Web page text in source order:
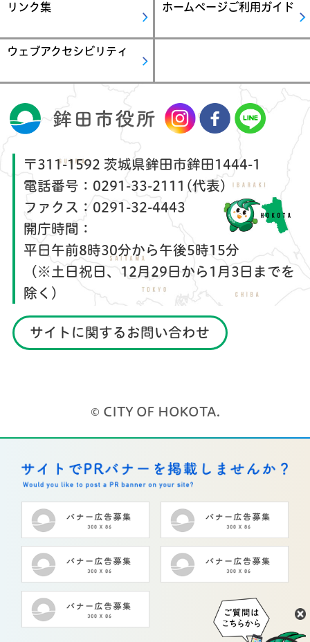
リンク集 ホームページご利用ガイド
ウェブアクセシビリティ
〒311-1592 茨城県鉾田市鉾田1444-1
電話番号： 0291-33-2111(代表)
ファクス： 0291-32-4443
開庁時間：
平日午前8時30分から午後5時15分
（※土日祝日、12月29日から1月3日までを
除く）
サイトに関するお問い合わせ
© CITY OF HOKOTA.